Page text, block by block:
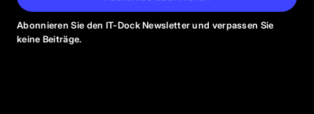
Abonnieren Sie den IT-Dock Newsletter und verpassen Sie
keine Beiträge.